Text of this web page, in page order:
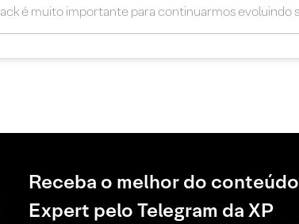
Receba o melhor do conteúdo
Expert pelo Telegram da XP